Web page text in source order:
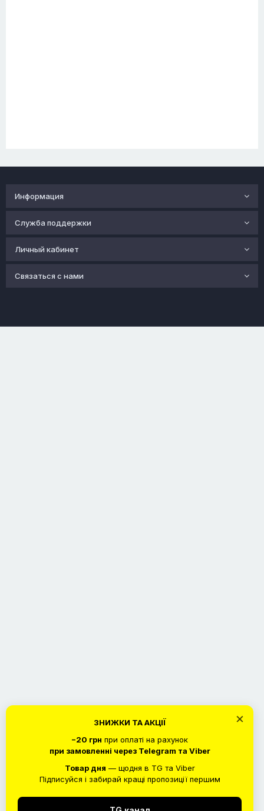
×
ЗНИЖКИ ТА АКЦІЇ
−20 грн при оплаті на рахунок
при замовленні через Telegram та Viber
Товар дня — щодня в TG та Viber
Підписуйся і забирай кращі пропозиції першим
Информация
Служба поддержки
Личный кабинет
Связаться с нами